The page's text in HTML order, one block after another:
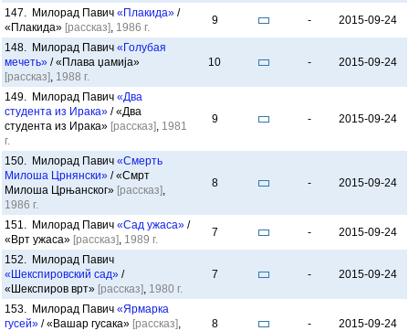
147. Милорад Павич «Плакида» /
«Плакида» [рассказ], 1986 г.
9 - 2015-09-24
148. Милорад Павич «Голубая
мечеть» / «Плава џамија»
[рассказ], 1988 г.
10 - 2015-09-24
149. Милорад Павич «Два
студента из Ирака» / «Два
студента из Ирака» [рассказ], 1981
г.
9 - 2015-09-24
150. Милорад Павич «Смерть
Милоша Црнянски» / «Смрт
Милоша Црњанског» [рассказ],
1986 г.
8 - 2015-09-24
151. Милорад Павич «Сад ужаса» /
«Врт ужаса» [рассказ], 1989 г.
7 - 2015-09-24
152. Милорад Павич
«Шекспировский сад» /
«Шекспиров врт» [рассказ], 1980 г.
7 - 2015-09-24
153. Милорад Павич «Ярмарка
гусей» / «Вашар гусака» [рассказ],
8 - 2015-09-24